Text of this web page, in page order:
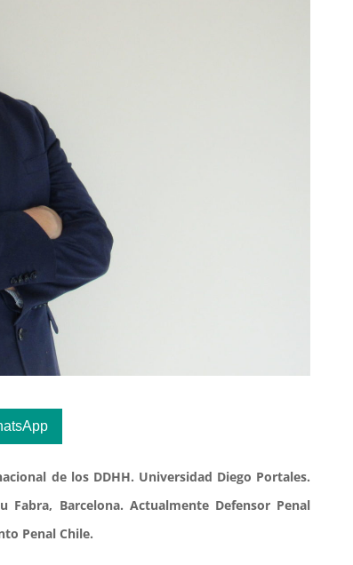
de los DDHH. Universidad Diego Portales.
Fabra, Barcelona. Actualmente Defensor Penal
Penal Chile.